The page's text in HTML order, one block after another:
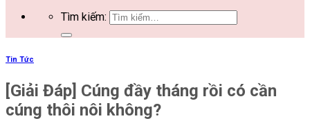
Tìm kiếm:
Tin Tức
[Giải Đáp] Cúng đầy tháng rồi có cần
cúng thôi nôi không?